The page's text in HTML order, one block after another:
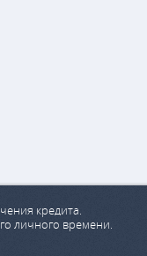
кредита.
личного времени.